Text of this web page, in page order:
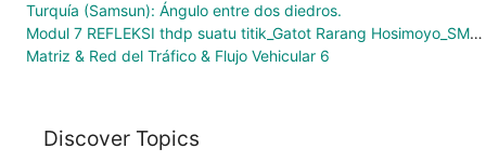
Turquía (Samsun): Ángulo entre dos diedros.
Modul 7 REFLEKSI thdp suatu titik_Gatot Rarang Hosimoyo_SMPN 265 Jakarta
Matriz & Red del Tráfico & Flujo Vehicular 6
Discover Topics